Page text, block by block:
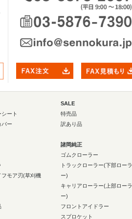
ート
バー
フモア刃(草刈機
SALE
特売品
訳あり品
諸岡純正
ゴムクローラー
トラックローラー(下部ローラ
ー)
キャリアローラー(上部ローラ
ー)
フロントアイドラー
スプロケット